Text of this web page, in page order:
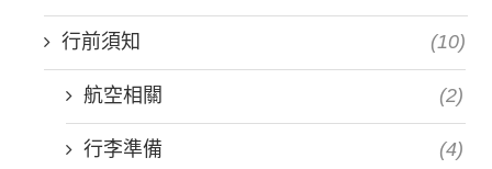
行前須知 (10)
航空相關 (2)
行李準備 (4)